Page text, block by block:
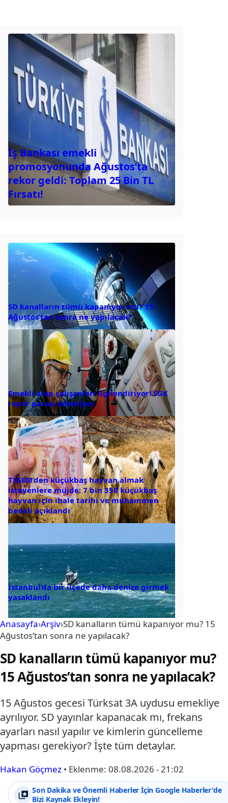
İş Bankası emekli
promosyonunda Ağustos’ta
rekor geldi: Toplam 25 Bin TL
Fırsatı!
SD kanalların tümü kapanıyor mu? 15
Ağustos’tan sonra ne yapılacak?
Emekli olup çalışanları ilgilendiriyor! SGK
rapor parası ödemiyor
TİGEM’den küçükbaş hayvan almak
isteyenlere müjde: 7 bin 350 küçükbaş
hayvan için ihale tarihi ve muhammen
bedeli açıklandı
İstanbul’da bir ilçede daha denize girmek
yasaklandı
Anasayfa›Arşiv›SD kanalların tümü kapanıyor mu? 15
Ağustos’tan sonra ne yapılacak?
SD kanalların tümü kapanıyor mu?
15 Ağustos’tan sonra ne yapılacak?
15 Ağustos gecesi Türksat 3A uydusu emekliye
ayrılıyor. SD yayınlar kapanacak mı, frekans
ayarları nasıl yapılır ve kimlerin güncelleme
yapması gerekiyor? İşte tüm detaylar.
Hakan Göçmez • Eklenme: 08.08.2026 - 21:02
Son Dakika ve Önemli Haberler İçin Google Haberler'de
Bizi Kaynak Ekleyin!